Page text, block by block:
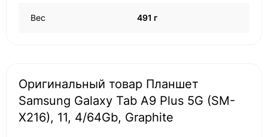
Вес 491 г
Оригинальный товар Планшет
Samsung Galaxy Tab A9 Plus 5G (SM-
X216), 11, 4/64Gb, Graphite